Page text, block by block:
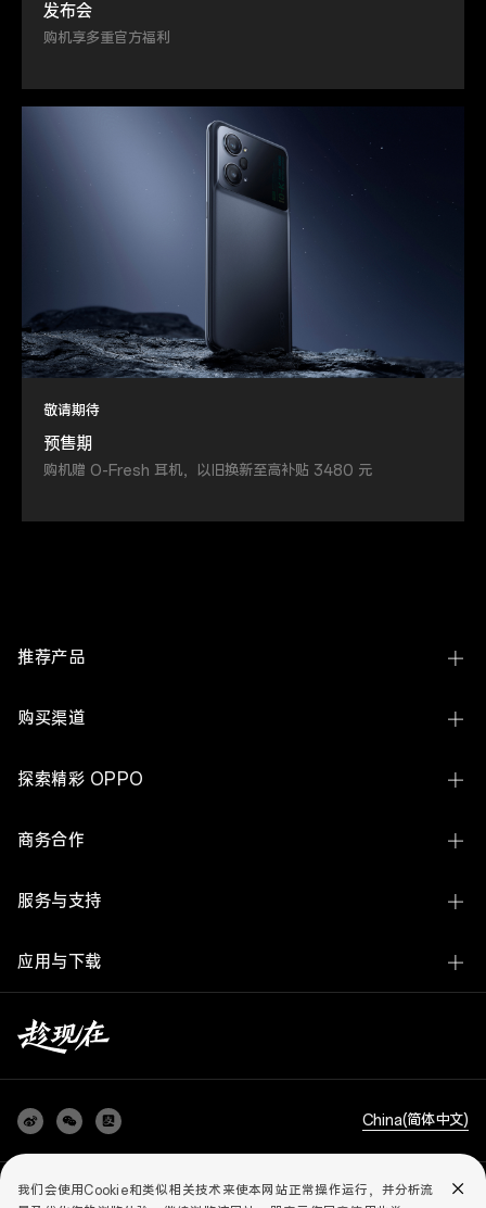
我们会使用Cookie和类似相关技术来使本网站正常操作运行，并分析流
发布会
购机享多重官方福利
敬请期待
预售期
购机赠 O-Fresh 耳机，以旧换新至高补贴 3480 元
推荐产品
Find N6
Reno16 系列
OPPO Pad 6
OPPO Enco X3
查看全部手机
购买渠道
线下体验店
官方授权网店
探索精彩 OPPO
关于 OPPO
欢太
新闻中心
OPPO 社区
加入我们
AI 手机白皮书
知识产权
智慧生活系列报告
商务合作
企业业务
廉洁举报
媒体联络
采购平台
服务与支持
联系我们
服务中心查询
用户手册
云服务
以旧换新
服务政策
个人信息保护声明
应用与下载
预装应用查询
realme 升级工具
China(简体中文)
隐私政策 儿童个人信息保护政策 用户协议
法务合规